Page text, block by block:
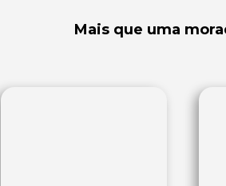
Mais que uma